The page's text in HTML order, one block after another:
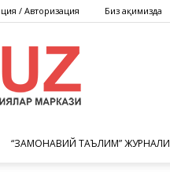
/ Авторизация Биз ҳақимизда
“ЗАМОНАВИЙ ТАЪЛИМ” ЖУРНАЛИ